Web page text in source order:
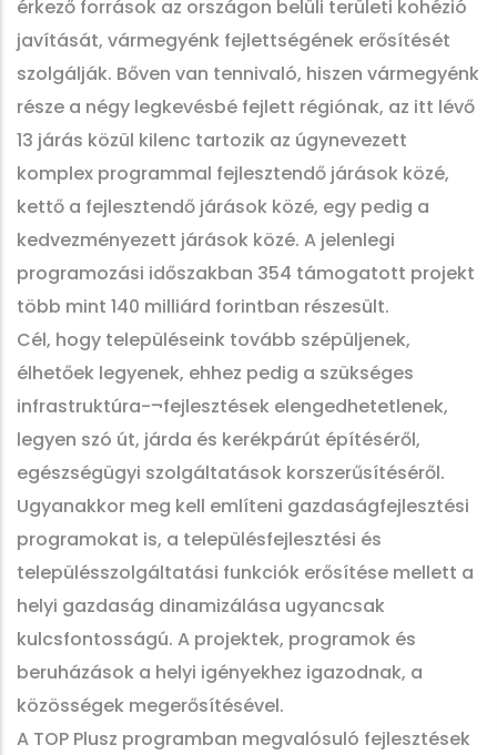
érkező források az országon belüli területi kohézió
javítását, vármegyénk fejlettségének erősítését
szolgálják. Bőven van tennivaló, hiszen vármegyénk
része a négy legkevésbé fejlett régiónak, az itt lévő
13 járás közül kilenc tartozik az úgynevezett
komplex programmal fejlesztendő járások közé,
kettő a fejlesztendő járások közé, egy pedig a
kedvezményezett járások közé. A jelenlegi
programozási időszakban 354 támogatott projekt
több mint 140 milliárd forintban részesült.
Cél, hogy településeink tovább szépüljenek,
élhetőek legyenek, ehhez pedig a szükséges
infrastruktúra-¬fejlesztések elengedhetetlenek,
legyen szó út, járda és kerékpárút építéséről,
egészségügyi szolgáltatások korszerűsítéséről.
Ugyanakkor meg kell említeni gazdaságfejlesztési
programokat is, a településfejlesztési és
településszolgáltatási funkciók erősítése mellett a
helyi gazdaság dinamizálása ugyancsak
kulcsfontosságú. A projektek, programok és
beruházások a helyi igényekhez igazodnak, a
közösségek megerősítésével.
A TOP Plusz programban megvalósuló fejlesztések